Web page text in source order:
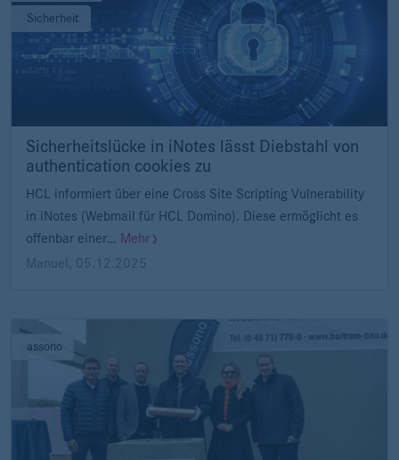
Sicherheit
Sicherheitslücke in iNotes lässt Diebstahl von
authentication cookies zu
HCL informiert über eine Cross Site Scripting Vulnerability
in iNotes (Webmail für HCL Domino). Diese ermöglicht es
offenbar einer… Mehr
Manuel
05.12.2025
assono